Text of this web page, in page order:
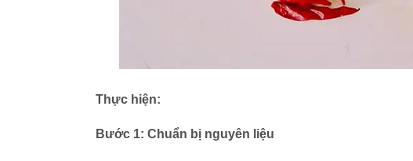
Thực hiện:
Bước 1: Chuẩn bị nguyên liệu